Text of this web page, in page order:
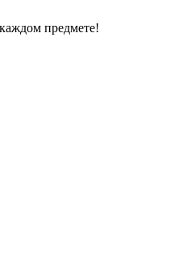
предмете!